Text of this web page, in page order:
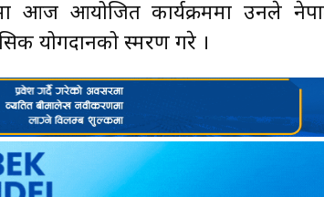
आज आयोजित कार्यक्रममा उनले
योगदानको स्मरण गरे ।